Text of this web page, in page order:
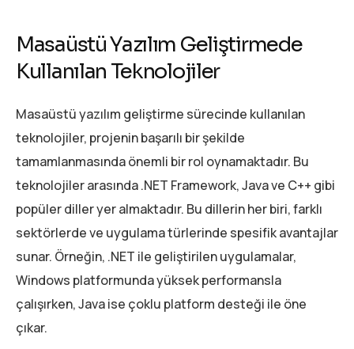
Masaüstü Yazılım Geliştirmede
Kullanılan Teknolojiler
Masaüstü yazılım geliştirme sürecinde kullanılan
teknolojiler, projenin başarılı bir şekilde
tamamlanmasında önemli bir rol oynamaktadır. Bu
teknolojiler arasında .NET Framework, Java ve C++ gibi
popüler diller yer almaktadır. Bu dillerin her biri, farklı
sektörlerde ve uygulama türlerinde spesifik avantajlar
sunar. Örneğin, .NET ile geliştirilen uygulamalar,
Windows platformunda yüksek performansla
çalışırken, Java ise çoklu platform desteği ile öne
çıkar.